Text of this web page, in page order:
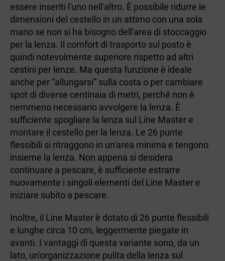
essere inseriti l'uno nell'altro. È possibile ridurre le
dimensioni del cestello in un attimo con una sola
mano se non si ha bisogno dell'area di stoccaggio
per la lenza. Il comfort di trasporto sul posto è
quindi notevolmente superiore rispetto ad altri
cestini per lenze. Ma questa funzione è ideale
anche per “allungarsi” sulla costa o per cambiare
spot di diverse centinaia di metri, perché non è
nemmeno necessario avvolgere la lenza. È
sufficiente spogliare la lenza sul Line Master e
montare il cestello per la lenza. Le 26 punte
flessibili si ritraggono in un'area minima e tengono
insieme la lenza. Non appena si desidera
continuare a pescare, è sufficiente estrarre
nuovamente i singoli elementi del Line Master e
iniziare subito a pescare.
Inoltre, il Line Master è dotato di 26 punte flessibili
e lunghe circa 10 cm, leggermente piegate in
avanti. I vantaggi di questa variante sono, da un
lato, un'organizzazione pulita della lenza sul